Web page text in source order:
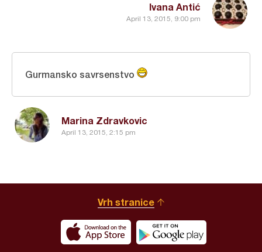
Ivana Antić
April 13, 2015, 9:00 pm
Marina Zdravkovic
April 13, 2015, 2:15 pm
Gurmansko savrsenstvo
Vrh stranice